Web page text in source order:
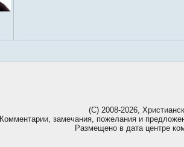
(С) 2008-2026,
Комментарии, замечания, пожелания и
Размещено в дата центре